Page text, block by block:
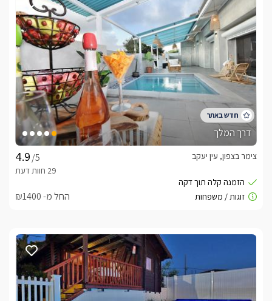
דרך המלך
/5
צימר בצפון, עין יעקב
החל מ- ₪1400